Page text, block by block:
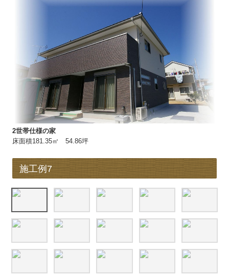
2世帯仕様の家
床面積181.35㎡ 54.86坪
施工例7